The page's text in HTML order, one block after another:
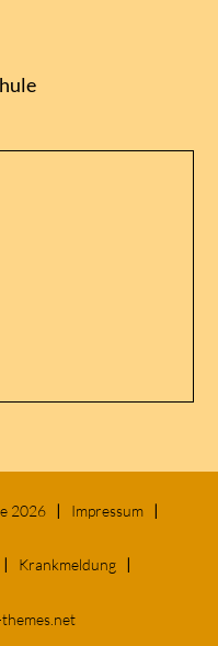
2026 Impressum
Krankmeldung